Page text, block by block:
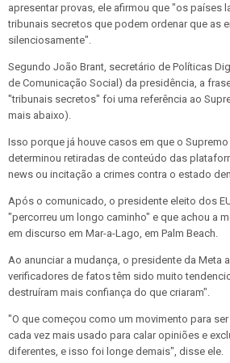
apresentar provas, ele afirmou que "os países
tribunais secretos que podem ordenar que as
silenciosamente".
Segundo João Brant, secretário de Políticas
de Comunicação Social) da presidência, a
"tribunais secretos" foi uma referência ao
mais abaixo).
Isso porque já houve casos em que o Supremo
determinou retiradas de conteúdo das
news ou incitação a crimes contra o estado
Após o comunicado, o presidente eleito dos
"percorreu um longo caminho" e que achou a
em discurso em Mar-a-Lago, em Palm Beach.
Ao anunciar a mudança, o presidente da Meta
verificadores de fatos têm sido muito
destruíram mais confiança do que criaram".
"O que começou como um movimento para
cada vez mais usado para calar opiniões e
diferentes, e isso foi longe demais", disse ele.